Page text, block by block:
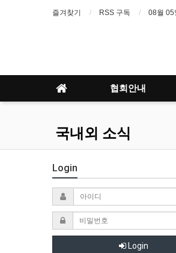
즐겨찾기 RSS 구독 08월 05
협회안내
국내외 소식
Login
Login